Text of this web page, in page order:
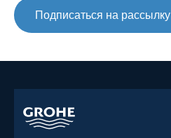
Подписаться на рассылку